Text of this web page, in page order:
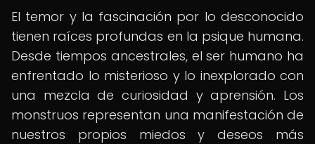
El temor y la fascinación por lo desconocido
tienen raíces profundas en la psique humana.
Desde tiempos ancestrales, el ser humano ha
enfrentado lo misterioso y lo inexplorado con
una mezcla de curiosidad y aprensión. Los
monstruos representan una manifestación de
nuestros propios miedos y deseos más